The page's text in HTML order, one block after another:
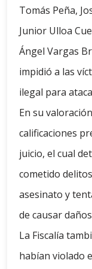
Tomás Peña,
Junior Ulloa
Ángel Vargas
impidió a las
ilegal para
En su
calificaciones
juicio, el cual
cometido
asesinato y
de causar
La Fiscalía
habían violado